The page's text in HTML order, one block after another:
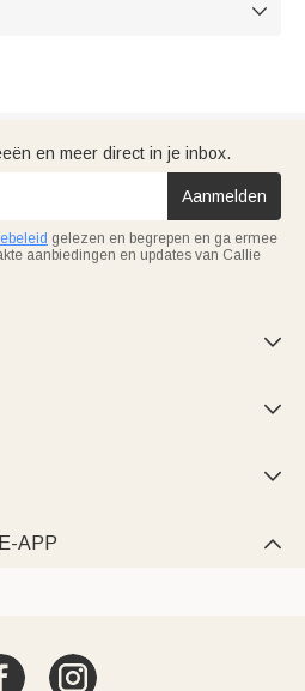

en meer direct in je inbox.
Aanmelden
gelezen en begrepen en ga ermee
aanbiedingen en updates van Callie



APP 